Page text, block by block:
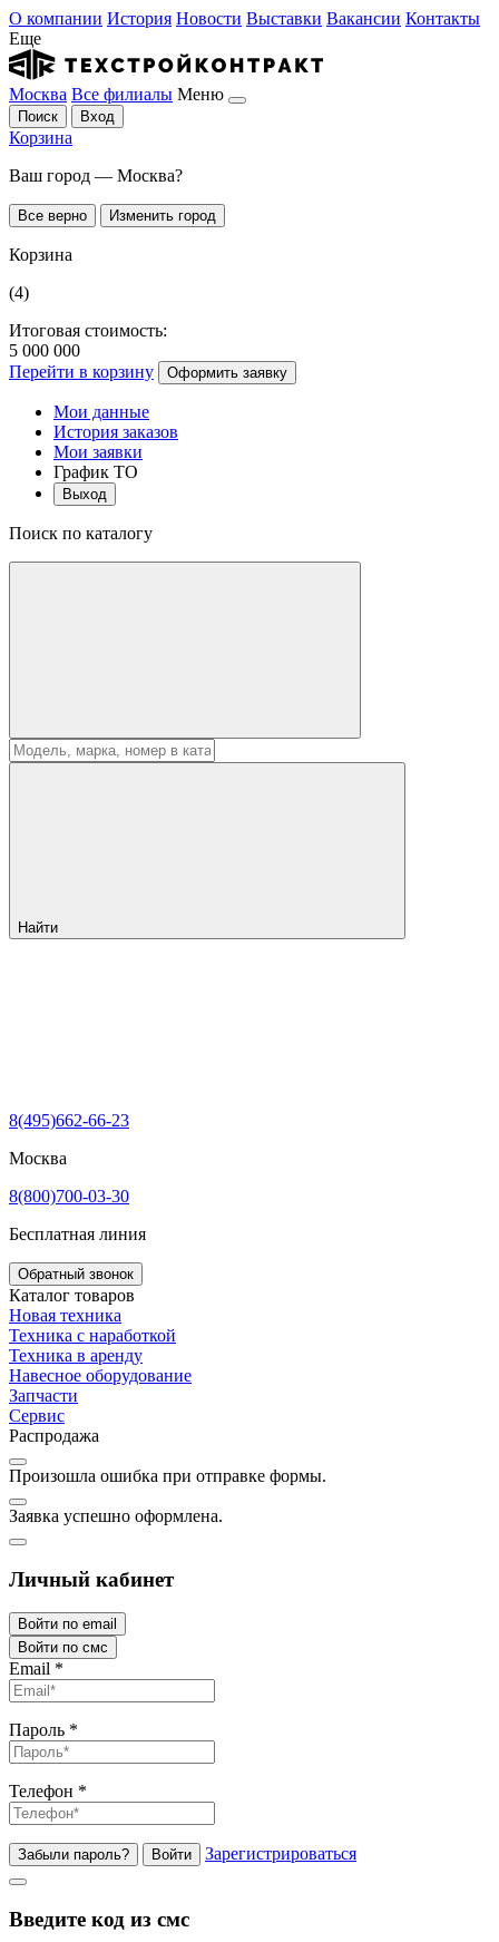
О компании История Новости Выставки Вакансии Контакты
Еще
Москва Все филиалы Меню
Поиск Вход
Корзина
Ваш город — Москва?
Все верно Изменить город
Корзина
(4)
Итоговая стоимость:
5 000 000
Перейти в корзину
Оформить заявку
Мои данные
История заказов
Мои заявки
График ТО
Выход
Поиск по каталогу
Найти
8(495)662-66-23
Москва
8(800)700-03-30
Бесплатная линия
Обратный звонок
Каталог товаров
Новая техника
Техника с наработкой
Техника в аренду
Навесное оборудование
Запчасти
Сервис
Распродажа
Произошла ошибка при отправке формы.
Заявка успешно оформлена.
Личный кабинет
Войти по email
Войти по смс
Email *
Пароль *
Телефон *
Забыли пароль? Войти Зарегистрироваться
Введите код из смс